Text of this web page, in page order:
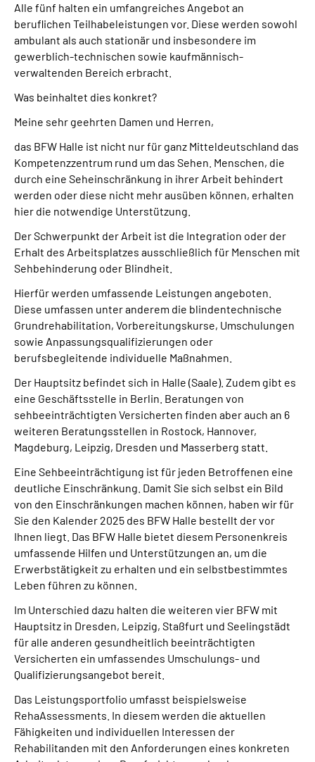
Alle fünf halten ein umfangreiches Angebot an
beruflichen Teilhabeleistungen vor. Diese werden sowohl
ambulant als auch stationär und insbesondere im
gewerblich-technischen sowie kaufmännisch-
verwaltenden Bereich erbracht.
Was beinhaltet dies konkret?
Meine sehr geehrten Damen und Herren,
das BFW Halle ist nicht nur für ganz Mitteldeutschland das
Kompetenzzentrum rund um das Sehen. Menschen, die
durch eine Seheinschränkung in ihrer Arbeit behindert
werden oder diese nicht mehr ausüben können, erhalten
hier die notwendige Unterstützung.
Der Schwerpunkt der Arbeit ist die Integration oder der
Erhalt des Arbeitsplatzes ausschließlich für Menschen mit
Sehbehinderung oder Blindheit.
Hierfür werden umfassende Leistungen angeboten.
Diese umfassen unter anderem die blindentechnische
Grundrehabilitation, Vorbereitungskurse, Umschulungen
sowie Anpassungsqualifizierungen oder
berufsbegleitende individuelle Maßnahmen.
Der Hauptsitz befindet sich in Halle (Saale). Zudem gibt es
eine Geschäftsstelle in Berlin. Beratungen von
sehbeeinträchtigten Versicherten finden aber auch an 6
weiteren Beratungsstellen in Rostock, Hannover,
Magdeburg, Leipzig, Dresden und Masserberg statt.
Eine Sehbeeinträchtigung ist für jeden Betroffenen eine
deutliche Einschränkung. Damit Sie sich selbst ein Bild
von den Einschränkungen machen können, haben wir für
Sie den Kalender 2025 des BFW Halle bestellt der vor
Ihnen liegt. Das BFW Halle bietet diesem Personenkreis
umfassende Hilfen und Unterstützungen an, um die
Erwerbstätigkeit zu erhalten und ein selbstbestimmtes
Leben führen zu können.
Im Unterschied dazu halten die weiteren vier BFW mit
Hauptsitz in Dresden, Leipzig, Staßfurt und Seelingstädt
für alle anderen gesundheitlich beeinträchtigten
Versicherten ein umfassendes Umschulungs- und
Qualifizierungsangebot bereit.
Das Leistungsportfolio umfasst beispielsweise
RehaAssessments. In diesem werden die aktuellen
Fähigkeiten und individuellen Interessen der
Rehabilitanden mit den Anforderungen eines konkreten